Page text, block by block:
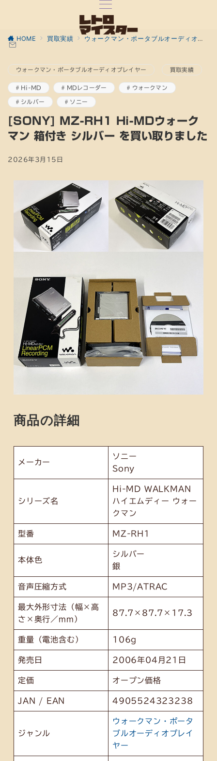
HOME 買取実績 ウォークマン・ポータブルオーディオプレイヤー
ウォークマン・ポータブルオーディオプレイヤー 買取実績
Hi-MD MDレコーダー ウォークマン
シルバー ソニー
[SONY] MZ-RH1 Hi-MDウォーク
マン 箱付き シルバー を買い取りました
2026年3月15日
商品の詳細
メーカー
ソニー
Sony
シリーズ名
Hi-MD WALKMAN
ハイエムディー ウォー
クマン
型番 MZ-RH1
本体色
シルバー
銀
音声圧縮方式 MP3/ATRAC
最大外形寸法（幅×高
さ×奥行／mm）
87.7×87.7×17.3
重量（電池含む） 106g
発売日 2006年04月21日
定価 オープン価格
JAN / EAN 4905524323238
ジャンル
ウォークマン・ポータ
ブルオーディオプレイ
ヤー